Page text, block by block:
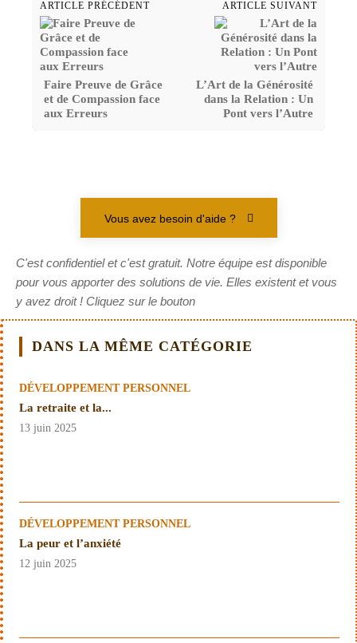
ARTICLE PRÉCÉDENT
Faire Preuve de Grâce
et de Compassion face
aux Erreurs
ARTICLE SUIVANT
L’Art de la Générosité
dans la Relation : Un
Pont vers l’Autre
Vous avez besoin d'aide ?
C'est confidentiel et c'est gratuit. Notre équipe est disponible
pour vous apporter des solutions de vie. Elles existent et vous
y avez droit ! Cliquez sur le bouton
DANS LA MÊME CATÉGORIE
DÉVELOPPEMENT PERSONNEL
La retraite et la...
13 juin 2025
DÉVELOPPEMENT PERSONNEL
La peur et l’anxiété
12 juin 2025